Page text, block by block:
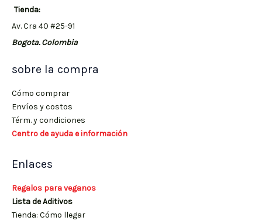
Tienda:
Av. Cra 40 #25-91
Bogota. Colombia
sobre la compra
Cómo comprar
Envíos y costos
Térm. y condiciones
Centro de ayuda e información
Enlaces
Regalos para veganos
Lista de Aditivos
Tienda: Cómo llegar